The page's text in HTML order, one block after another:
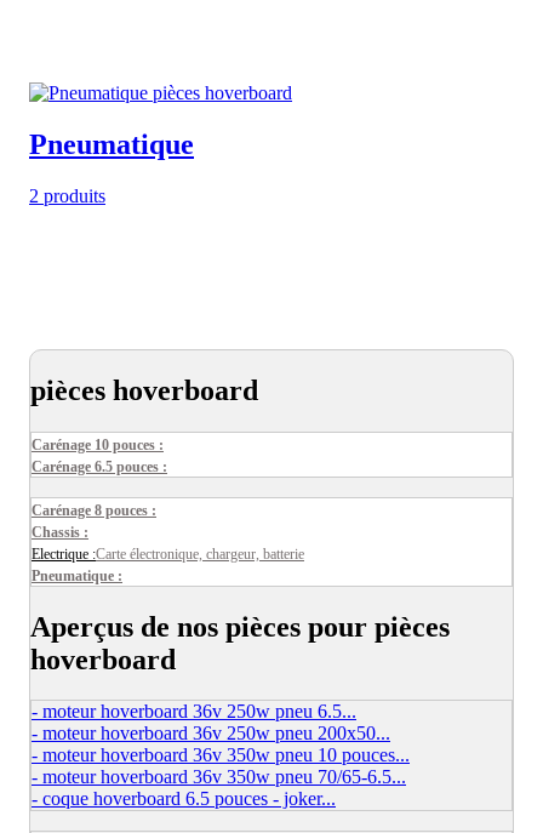
Pneumatique
2 produits
pièces hoverboard
Carénage 10 pouces :
Carénage 6.5 pouces :
Carénage 8 pouces :
Chassis :
Electrique :Carte électronique, chargeur, batterie
Pneumatique :
Aperçus de nos pièces pour pièces
hoverboard
- moteur hoverboard 36v 250w pneu 6.5...
- moteur hoverboard 36v 250w pneu 200x50...
- moteur hoverboard 36v 350w pneu 10 pouces...
- moteur hoverboard 36v 350w pneu 70/65-6.5...
- coque hoverboard 6.5 pouces - joker...